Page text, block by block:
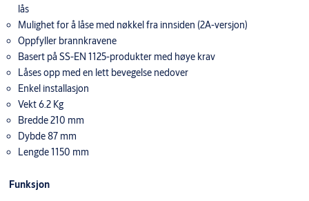
lås
Mulighet for å låse med nøkkel fra innsiden (2A-versjon)
Oppfyller brannkravene
Basert på SS-EN 1125-produkter med høye krav
Låses opp med en lett bevegelse nedover
Enkel installasjon
Vekt 6.2 Kg
Bredde 210 mm
Dybde 87 mm
Lengde 1150 mm
Funksjon